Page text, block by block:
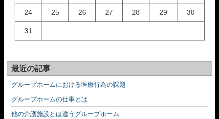
24 25 26 27 28 29 30
31
最近の記事
グループホームにおける医療行為の課題
グループホームの仕事とは
他の介護施設とは違うグループホーム